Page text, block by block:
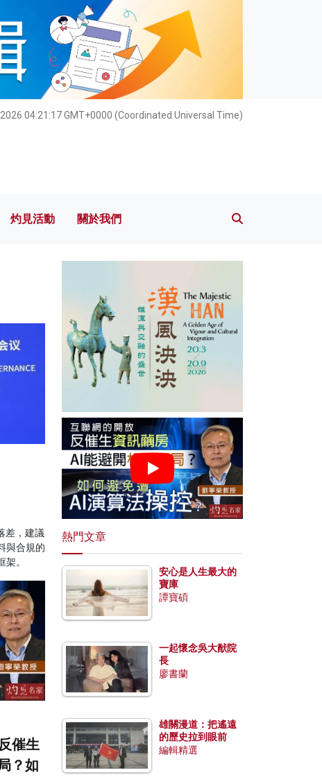
04:21:19 GMT+0000 (Coordinated Universal Time)
灼見活動 關於我們
灼見活動 關於我們
差，建議
與合規的
。
催生
？如
熱門文章
安心是人生最大的
寶庫
譚寶碩
一起懷念吳大猷院
長
廖書蘭
雄關漫道：把遙遠
的歷史拉到眼前
編輯精選